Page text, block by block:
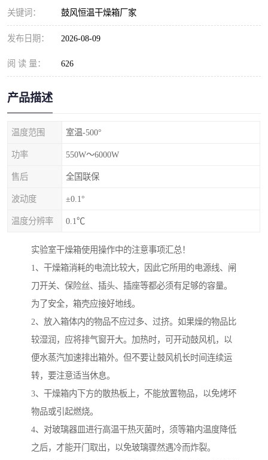
关键词： 鼓风恒温干燥箱厂家
发布日期： 2026-08-09
阅 读 量： 626
产品描述
温度范围 室温-500°
功率 550W～6000W
售后 全国联保
波动度 ±0.1°
温度分辨率 0.1℃
实验室干燥箱使用操作中的注意事项汇总！
1、干燥箱消耗的电流比较大，因此它所用的电源线、闸
刀开关、保险丝、插头、插座等都必须有足够的容量。
为了安全，箱壳应接好地线。
2、放入箱体内的物品不应过多、过挤。如果燥的物品比
较湿润，应将排气窗开大。加热时，可开动鼓风机，以
便水蒸汽加速排出箱外。但不要让鼓风机长时间连续运
转，要注意适当休息。
3、干燥箱内下方的散热板上，不能放置物品，以免烤坏
物品或引起燃烧。
4、对玻璃器皿进行高温干热灭菌时，须等箱内温度降低
之后，才能开门取出，以免玻璃骤然遇冷而炸裂。